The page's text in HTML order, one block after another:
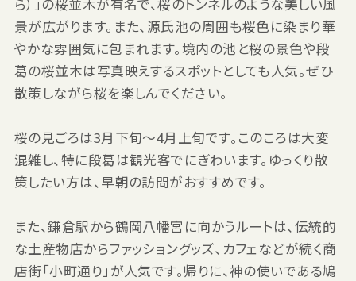
景が広がります。また、源氏池の周囲も桜色に染まり華
やかな雰囲気に包まれます。境内の池と桜の景色や段
葛の桜並木は写真映えするスポットとしても人気。ぜひ
散策しながら桜を楽しんでください。
桜の見ごろは3月下旬〜4月上旬です。このころは大変
混雑し、特に段葛は観光客でにぎわいます。ゆっくり散
策したい方は、早朝の訪問がおすすめです。
また、鎌倉駅から鶴岡八幡宮に向かうルートは、伝統的
な土産物店からファッショングッズ、カフェなどが続く商
店街「小町通り」が人気です。帰りに、神の使いである鳩